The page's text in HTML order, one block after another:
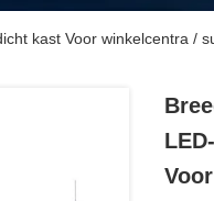
kast Voor winkelcentra /